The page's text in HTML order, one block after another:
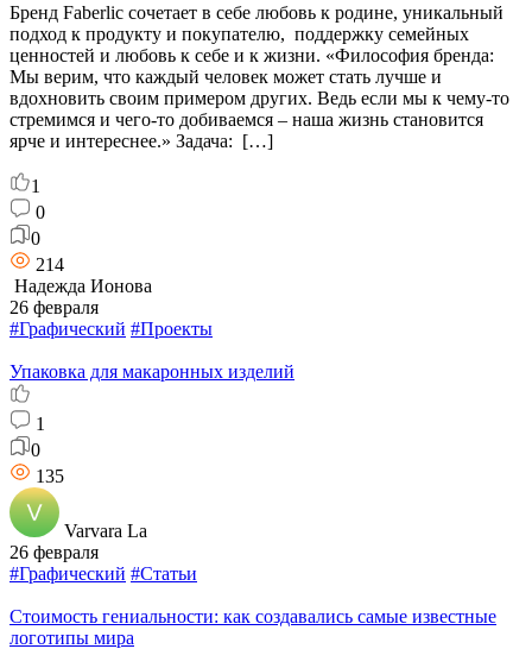
Бренд Faberlic сочетает в себе любовь к родине, уникальный
подход к продукту и покупателю, поддержку семейных
ценностей и любовь к себе и к жизни. «Философия бренда:
Мы верим, что каждый человек может стать лучше и
вдохновить своим примером других. Ведь если мы к чему-то
стремимся и чего-то добиваемся – наша жизнь становится
ярче и интереснее.» Задача: […]
1
0
0
214
Надежда Ионова
26 февраля
#Графический #Проекты
Упаковка для макаронных изделий
1
0
135
Varvara La
26 февраля
#Графический #Статьи
Стоимость гениальности: как создавались самые известные
логотипы мира